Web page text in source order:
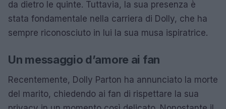
da dietro le quinte. Tuttavia, la sua presenza è
stata fondamentale nella carriera di Dolly, che ha
sempre riconosciuto in lui la sua musa ispiratrice.
Un messaggio d’amore ai fan
Recentemente, Dolly Parton ha annunciato la morte
del marito, chiedendo ai fan di rispettare la sua